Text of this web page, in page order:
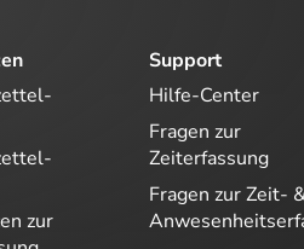
zur
Support
Hilfe-Center
Fragen zur
Zeiterfassung
Fragen zur Zeit-